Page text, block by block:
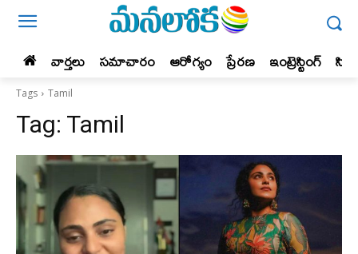
వార్తలు సమాచారం ఆరోగ్యం ప్రేర‌ణ‌ ఇంట్రెస్టింగ్‌
Tags Tamil
Tag: Tamil